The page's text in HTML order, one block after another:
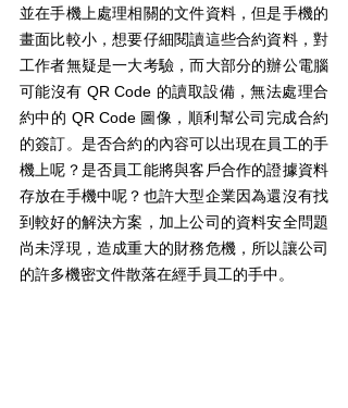
並在手機上處理相關的文件資料，但是手機的
畫面比較小，想要仔細閱讀這些合約資料，對
工作者無疑是一大考驗，而大部分的辦公電腦
可能沒有 QR Code 的讀取設備，無法處理合
約中的 QR Code 圖像，順利幫公司完成合約
的簽訂。是否合約的內容可以出現在員工的手
機上呢？是否員工能將與客戶合作的證據資料
存放在手機中呢？也許大型企業因為還沒有找
到較好的解決方案，加上公司的資料安全問題
尚未浮現，造成重大的財務危機，所以讓公司
的許多機密文件散落在經手員工的手中。